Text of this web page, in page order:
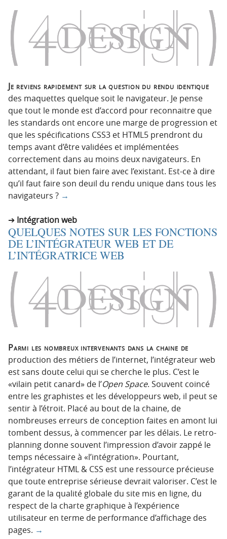
Je reviens rapidement sur la question du rendu identique
des maquettes quelque soit le navigateur. Je pense
que tout le monde est d’accord pour reconnaitre que
les standards ont encore une marge de progression et
que les spécifications CSS3 et HTML5 prendront du
temps avant d’être validées et implémentées
correctement dans au moins deux navigateurs. En
attendant, il faut bien faire avec l’existant. Est-ce à dire
qu’il faut faire son deuil du rendu unique dans tous les
navigateurs ? →
Intégration web
QUELQUES NOTES SUR LES FONCTIONS
DE L’INTÉGRATEUR WEB ET DE
L’INTÉGRATRICE WEB
Parmi les nombreux intervenants dans la chaine de
production des métiers de l’internet, l’intégrateur web
est sans doute celui qui se cherche le plus. C’est le
«vilain petit canard» de l’Open Space. Souvent coincé
entre les graphistes et les développeurs web, il peut se
sentir à l’étroit. Placé au bout de la chaine, de
nombreuses erreurs de conception faites en amont lui
tombent dessus, à commencer par les délais. Le retro-
planning donne souvent l’impression d’avoir zappé le
temps nécessaire à «l’intégration». Pourtant,
l’intégrateur HTML & CSS est une ressource précieuse
que toute entreprise sérieuse devrait valoriser. C’est le
garant de la qualité globale du site mis en ligne, du
respect de la charte graphique à l’expérience
utilisateur en terme de performance d’affichage des
pages. →